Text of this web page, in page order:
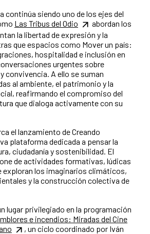
continúa siendo uno de los ejes del
Las Tribus del Odio
abordan los
la libertad de expresión y la
que espacios como Mover un país:
hospitalidad e inclusión en
urgentes sobre
convivencia. A ello se suman
al ambiente, el patrimonio y la
reafirmando el compromiso del
que dialoga activamente con su
el lanzamiento de Creando
plataforma dedicada a pensar la
ciudadanía y sostenibilidad. El
de actividades formativas, lúdicas
exploran los imaginarios climáticos,
y la construcción colectiva de
lugar privilegiado en la programación
e incendios: Miradas del Cine
, un ciclo coordinado por Iván